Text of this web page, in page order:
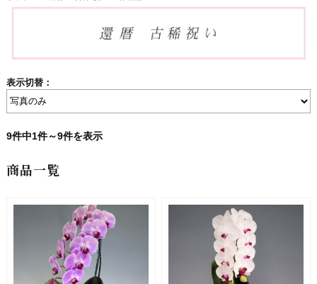
表示切替：
9件中1件～9件を表示
商品一覧